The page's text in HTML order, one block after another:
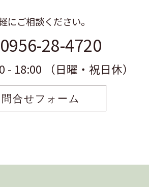
にご相談ください。
28-4720
- 18:00 （日曜・祝日休）
合せフォーム